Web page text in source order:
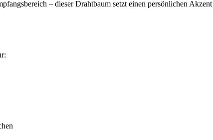
– dieser Drahtbaum setzt einen persönlichen